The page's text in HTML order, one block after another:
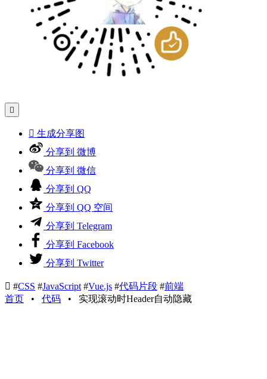

 生成分享图
分享到 微博
分享到 微信
分享到 QQ
分享到 QQ 空间
分享到 Telegram
分享到 Facebook
分享到 Twitter
 #CSS #JavaScript #Vue.js #代码片段 #前端
首页
• 代码 • 实现滚动时Header自动隐藏